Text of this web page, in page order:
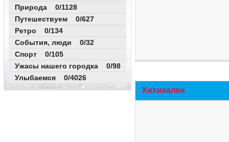
Природа 0/1128
Путешествуем 0/627
Ретро 0/134
События, люди 0/32
Спорт 0/105
Ужасы нашего городка 0/98
Улыбаемся 0/4026
Хихикалки